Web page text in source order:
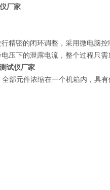
厂家
精密的闭环调整，采用微电脑
压下的泄露电流，整个过程只需
试仪厂家
部元件浓缩在一个机箱内，具有